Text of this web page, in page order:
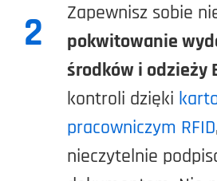
2
Zapewnisz sobie
pokwitowanie
środków i odzieży
kontroli dzięki
pracowniczym RFID
nieczytelnie